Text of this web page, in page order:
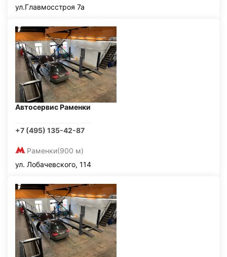
ул.Главмосстроя 7а
Автосервис Раменки
+7 (495) 135-42-87
Раменки(900 м)
ул. Лобачевского, 114